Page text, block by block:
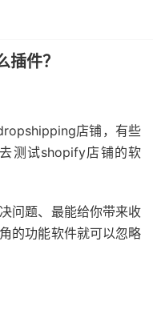
件？
店铺，有些
测试shopify店铺的软
问题、最能给你带来收
的功能软件就可以忽略